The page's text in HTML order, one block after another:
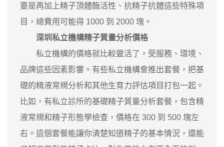
要是再加上精子頂體酶活性、抗精子抗體這些特殊項
目，總費用可能得 1000 到 2000 塊。
深圳私立機構精子質量分析價格
私立機構的價格就比較靈活了，受服務、環境、
品牌這些因素影響。有些私立機構會推出套餐，把基
礎的精液常規分析和其他生育力評估項目打包一起。
比如，有私立診所的基礎精子質量分析套餐，包含精
液常規和精子形態學檢查，價格在 300 到 500 塊左
右。這個套餐能讓你清楚知道精子的基本情況，還能